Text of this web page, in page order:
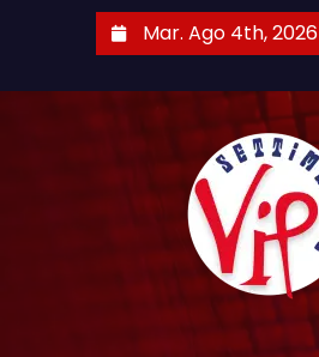
Mar. Ago 4th, 2026